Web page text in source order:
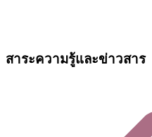
สาระความรู้และข่าวสาร